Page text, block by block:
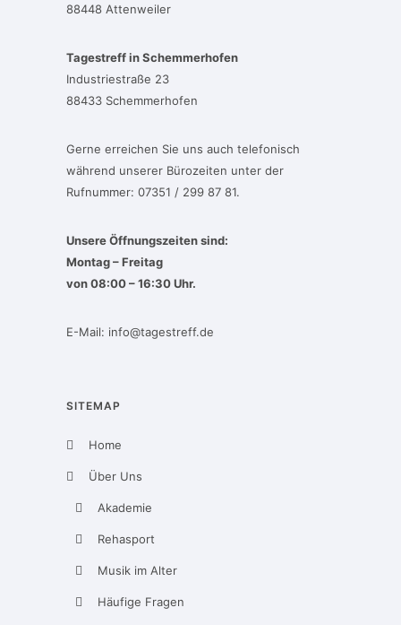
88448 Attenweiler
Tagestreff in Schemmerhofen
Industriestraße 23
88433 Schemmerhofen
Gerne erreichen Sie uns auch telefonisch
während unserer Bürozeiten unter der
Rufnummer: 07351 / 299 87 81.
Unsere Öffnungszeiten sind:
Montag – Freitag
von 08:00 – 16:30 Uhr.
E-Mail: info@tagestreff.de
SITEMAP
Home
Über Uns
Akademie
Rehasport
Musik im Alter
Häufige Fragen